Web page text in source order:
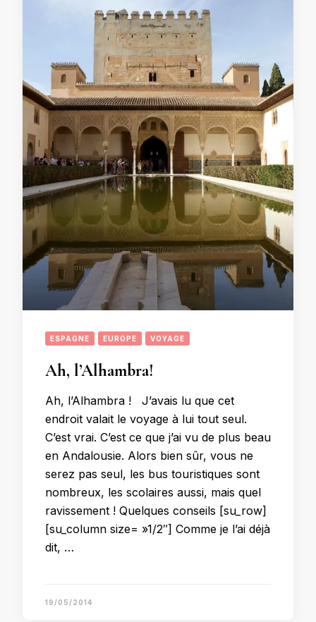
ESPAGNE EUROPE VOYAGE
Ah, l’Alhambra!
Ah, l’Alhambra ! J’avais lu que cet
endroit valait le voyage à lui tout seul.
C’est vrai. C’est ce que j’ai vu de plus beau
en Andalousie. Alors bien sûr, vous ne
serez pas seul, les bus touristiques sont
nombreux, les scolaires aussi, mais quel
ravissement ! Quelques conseils [su_row]
[su_column size= »1/2″] Comme je l’ai déjà
dit, …
19/05/2014